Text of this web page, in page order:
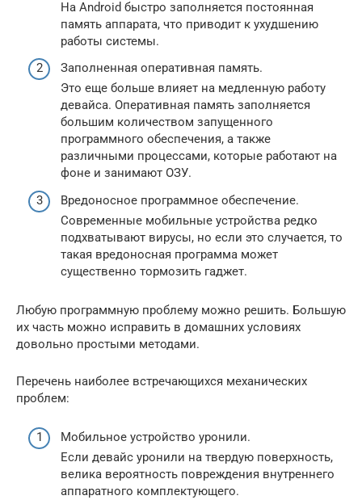
На Android быстро заполняется постоянная
память аппарата, что приводит к ухудшению
работы системы.
Заполненная оперативная память.
Это еще больше влияет на медленную работу
девайса. Оперативная память заполняется
большим количеством запущенного
программного обеспечения, а также
различными процессами, которые работают на
фоне и занимают ОЗУ.
Вредоносное программное обеспечение.
Современные мобильные устройства редко
подхватывают вирусы, но если это случается, то
такая вредоносная программа может
существенно тормозить гаджет.
Любую программную проблему можно решить. Большую
их часть можно исправить в домашних условиях
довольно простыми методами.
Перечень наиболее встречающихся механических
проблем:
Мобильное устройство уронили.
Если девайс уронили на твердую поверхность,
велика вероятность повреждения внутреннего
аппаратного комплектующего.